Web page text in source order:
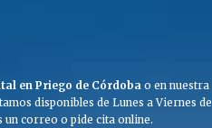
en Priego de Córdoba o en nuestra
disponibles de Lunes a Viernes de
un correo o pide cita online.